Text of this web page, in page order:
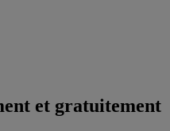
et gratuitement